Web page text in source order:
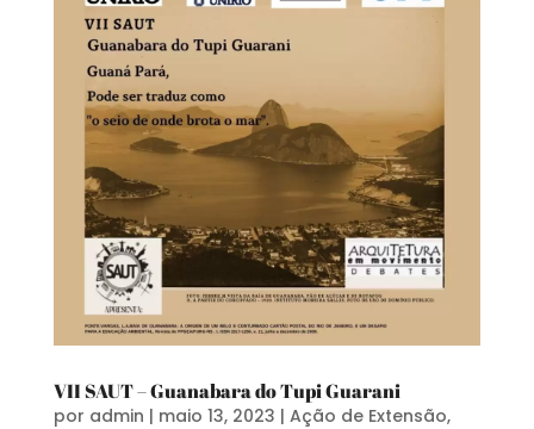
VII SAUT – Guanabara do Tupi Guarani
por admin | maio 13, 2023 | Ação de Extensão,